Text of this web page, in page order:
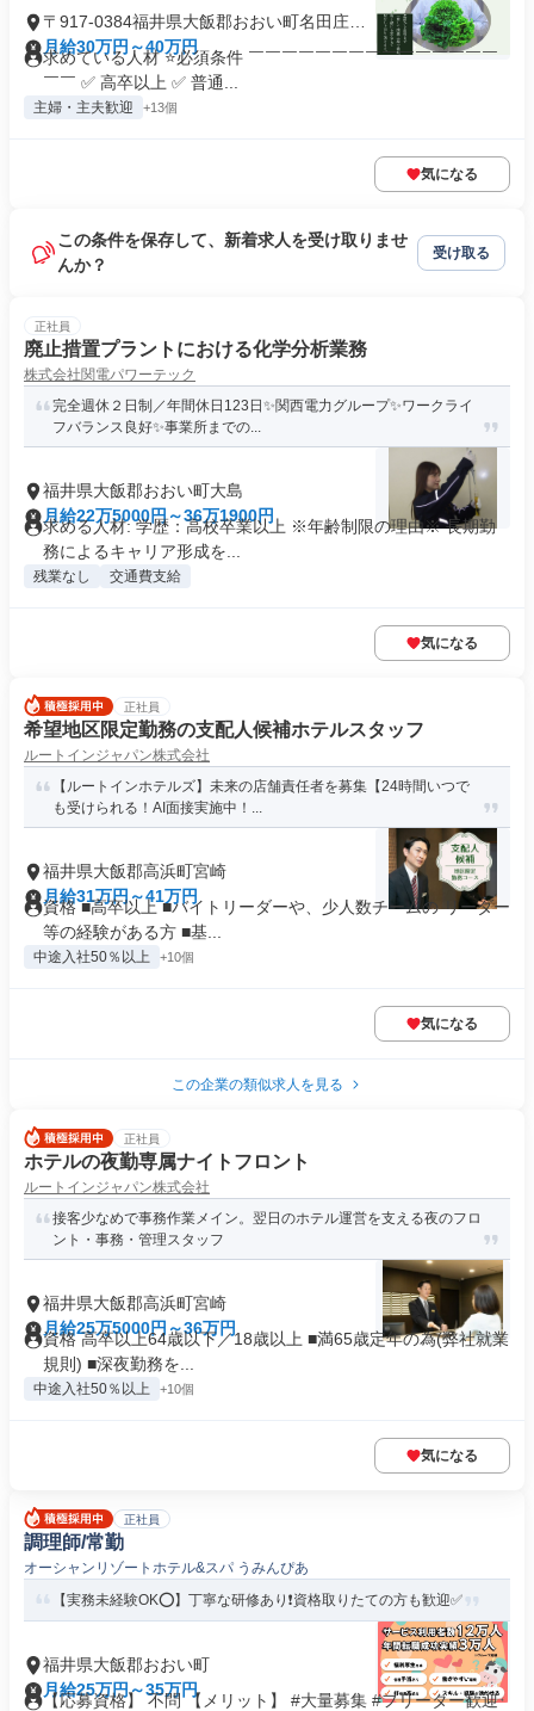
〒917-0384福井県大飯郡おおい町名田庄西
谷
月給30万円～40万円
求めている人材 ⭐必須条件 ￣￣￣￣￣￣￣￣￣￣￣￣￣￣￣
￣￣ ✅ 高卒以上 ✅ 普通...
主婦・主夫歓迎 +13個
気になる
この条件を保存して、新着求人を受け取りませ
んか？
受け取る
正社員
廃止措置プラントにおける化学分析業務
株式会社関電パワーテック
完全週休２日制／年間休日123日✨関西電力グループ✨ワークライ
フバランス良好✨事業所までの...
福井県大飯郡おおい町大島
月給22万5000円～36万1900円
求める人材: 学歴：高校卒業以上 ※年齢制限の理由※ 長期勤
務によるキャリア形成を...
残業なし 交通費支給
気になる
正社員
希望地区限定勤務の支配人候補ホテルスタッフ
ルートインジャパン株式会社
【ルートインホテルズ】未来の店舗責任者を募集【24時間いつで
も受けられる！AI面接実施中！...
福井県大飯郡高浜町宮崎
月給31万円～41万円
資格 ■高卒以上 ■バイトリーダーや、少人数チームの リーダー
等の経験がある方 ■基...
中途入社50％以上 +10個
気になる
この企業の類似求人を見る
正社員
ホテルの夜勤専属ナイトフロント
ルートインジャパン株式会社
接客少なめで事務作業メイン。翌日のホテル運営を支える夜のフロ
ント・事務・管理スタッフ
福井県大飯郡高浜町宮崎
月給25万5000円～36万円
資格 高卒以上64歳以下／18歳以上 ■満65歳定年の為(弊社就業
規則) ■深夜勤務を...
中途入社50％以上 +10個
気になる
正社員
調理師/常勤
オーシャンリゾートホテル&スパ うみんぴあ
【実務未経験OK⭕️】丁寧な研修あり❗️資格取りたての方も歓迎✅️
福井県大飯郡おおい町
月給25万円～35万円
【応募資格】 不問 【メリット】 #大量募集 #フリーター歓迎